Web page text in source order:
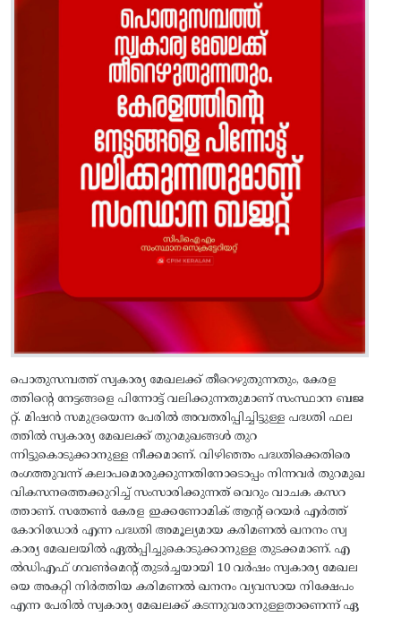
പൊതുസമ്പത്ത്‌ സ്വകാര്യ മേഖലക്ക്‌ തീറെഴുതുന്നതും, കേരള
ത്തിന്റെ നേട്ടങ്ങളെ പിന്നോട്ട്‌ വലിക്കുന്നതുമാണ്‌ സംസ്ഥാന ബജ
റ്റ്‌. മിഷന്‍ സമുദ്രയെന്ന പേരില്‍ അവതരിപ്പിച്ചിട്ടുള്ള പദ്ധതി ഫല
ത്തില്‍ സ്വകാര്യ മേഖലക്ക്‌ തുറമുഖങ്ങള്‍ തുറ
ന്നിട്ടുകൊടുക്കാനുള്ള നീക്കമാണ്‌. വിഴിഞ്ഞം പദ്ധതിക്കെതിരെ
രംഗത്തുവന്ന്‌ കലാപമൊരുക്കുന്നതിനോടൊപ്പം നിന്നവര്‍ തുറമുഖ
വികസനത്തെക്കുറിച്ച്‌ സംസാരിക്കുന്നത്‌ വെറും വാചക കസറ
ത്താണ്‌. സതേണ്‍ കേരള ഇക്കണോമിക്‌ ആന്റ്‌ റെയര്‍ എര്‍ത്ത്‌
കോറിഡോര്‍ എന്ന പദ്ധതി അമൂല്യമായ കരിമണല്‍ ഖനനം സ്വ
കാര്യ മേഖലയില്‍ ഏല്‍പ്പിച്ചുകൊടുക്കാനുള്ള തുടക്കമാണ്‌. എ
ല്‍ഡിഎഫ്‌ ഗവണ്‍മെന്റ്‌ തുടര്‍ച്ചയായി 10 വര്‍ഷം സ്വകാര്യ മേഖല
യെ അകറ്റി നിര്‍ത്തിയ കരിമണല്‍ ഖനനം വ്യവസായ നിക്ഷേപം
എന്ന പേരില്‍ സ്വകാര്യ മേഖലക്ക്‌ കടന്നുവരാനുള്ളതാണെന്ന്‌ ഏ